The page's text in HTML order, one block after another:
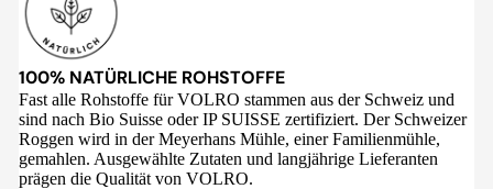
100% NATÜRLICHE ROHSTOFFE
Fast alle Rohstoffe für VOLRO stammen aus der Schweiz und
sind nach Bio Suisse oder IP SUISSE zertifiziert. Der Schweizer
Roggen wird in der Meyerhans Mühle, einer Familienmühle,
gemahlen. Ausgewählte Zutaten und langjährige Lieferanten
prägen die Qualität von VOLRO.